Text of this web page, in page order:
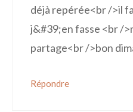
déjà repérée<br />il
j&#39;en fasse <br /
partage<br />bon
Répondre